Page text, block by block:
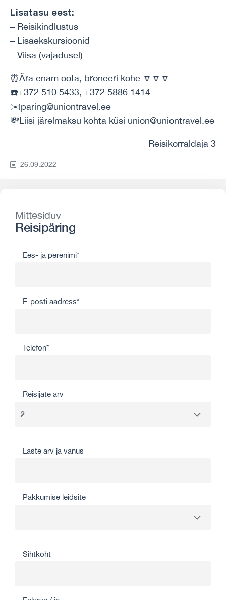
Lisatasu eest:
– Reisikindlustus
– Lisaekskursioonid
– Viisa (vajadusel)
⏰Ära enam oota, broneeri kohe 🔽🔽🔽
☎️+372 510 5433, +372 5886 1414
✉️paring@uniontravel.ee
💸Liisi järelmaksu kohta küsi union@uniontravel.ee
Reisikorraldaja 3
26.09.2022
Mittesiduv
Reisipäring
Ees- ja perenimi*
E-posti aadress*
Telefon*
Reisijate arv
Laste arv ja vanus
Pakkumise leidsite
Sihtkoht